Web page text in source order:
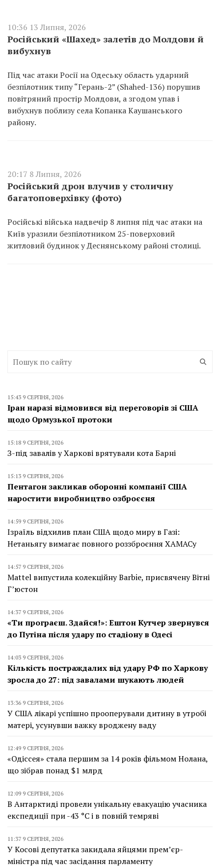
10:36 13 Липня, 2026
Російський «Шахед» залетів до Молдови й
вибухнув
Під час атаки Росії на Одеську область ударний
безпілотник типу “Герань-2” (Shahed-136) порушив
повітряний простір Молдови, а згодом упав і
вибухнув поблизу села Копанка Каушанського
району.
20:17 8 Липня, 2026
Російський дрон влучив у столичну
багатоповерхівку (фото)
Російські війська надвечір 8 липня під час атаки на
Київ уразили безпілотником 25-поверховий
житловий будинок у Деснянському районі столиці.
15:43 9 СЕРПНЯ, 2026
Іран наразі відмовився від переговорів зі США
щодо Ормузької протоки
15:18 9 СЕРПНЯ, 2026
З-під завалів у Харкові врятували кота Барні
15:13 9 СЕРПНЯ, 2026
Пентагон закликав оборонні компанії США
наростити виробництво озброєєня
14:59 9 СЕРПНЯ, 2026
Ізраїль відхилив план США щодо миру в Газі:
Нетаньягу вимагає повного роззброєння ХАМАСу
14:57 9 СЕРПНЯ, 2026
Mattel випустила колекційну Barbie, присвячену Вітні
Г’юстон
14:37 9 СЕРПНЯ, 2026
«Ти програєш. Здайся!»: Ештон Кутчер звернувся
до Путіна після удару по стадіону в Одесі
14:03 9 СЕРПНЯ, 2026
Кількість постраждалих від удару РФ по Харкову
зросла до 27: під завалами шукають людей
13:36 9 СЕРПНЯ, 2026
У США лікарі успішно прооперували дитину в утробі
матері, усунувши важку вроджену ваду
12:49 9 СЕРПНЯ, 2026
«Одіссея» стала першим за 14 років фільмом Нолана,
що зібрав понад $1 млрд
12:09 9 СЕРПНЯ, 2026
В Антарктиді провели унікальну евакуацію учасника
експедиції при -43 °C і в повній темряві
11:37 9 СЕРПНЯ, 2026
У Косові депутатка закидала яйцями прем’єр-
міністра під час засідання парламенту